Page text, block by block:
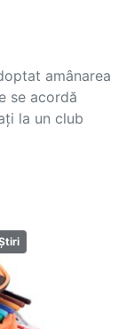
amânarea
se acordă
la un club